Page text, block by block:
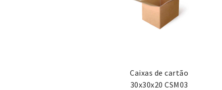
Caixas de cartão
30x30x20 CSM03